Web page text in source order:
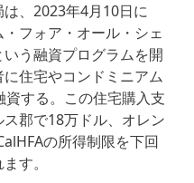
、2023年4月10日に
・フォア・オール・シェ
う融資プログラムを開
住宅やコンドミニアム
する。この住宅購入支
郡で18万ドル、オレン
の所得制限を下回
す。